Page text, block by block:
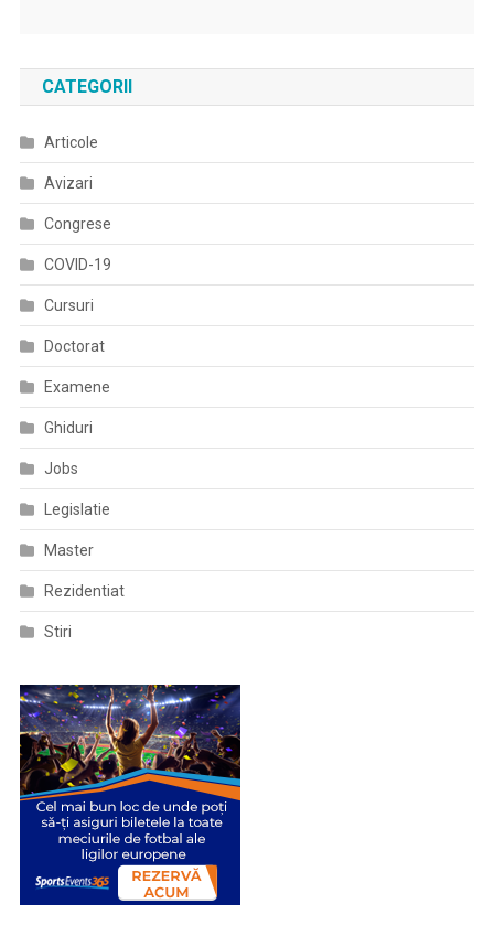
CATEGORII
Articole
Avizari
Congrese
COVID-19
Cursuri
Doctorat
Examene
Ghiduri
Jobs
Legislatie
Master
Rezidentiat
Stiri